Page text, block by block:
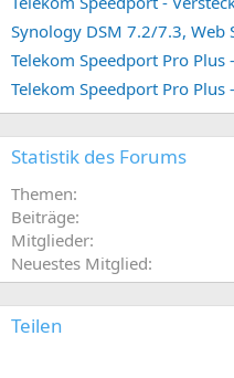
Telekom Speedport Pro Plus
Telekom Speedport Pro
Statistik des Forums
Themen
Beiträge
Mitglieder
Neuestes Mitglied
Teilen